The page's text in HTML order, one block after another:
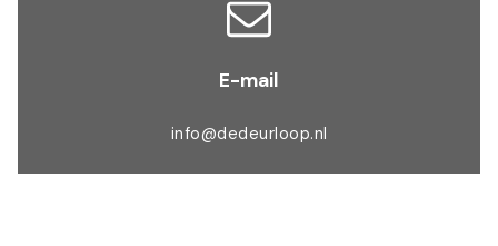
E-mail
info@dedeurloop.nl